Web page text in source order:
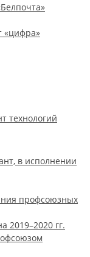
«цифра»
технологий
в исполнении
профсоюзных
2019–2020 гг.